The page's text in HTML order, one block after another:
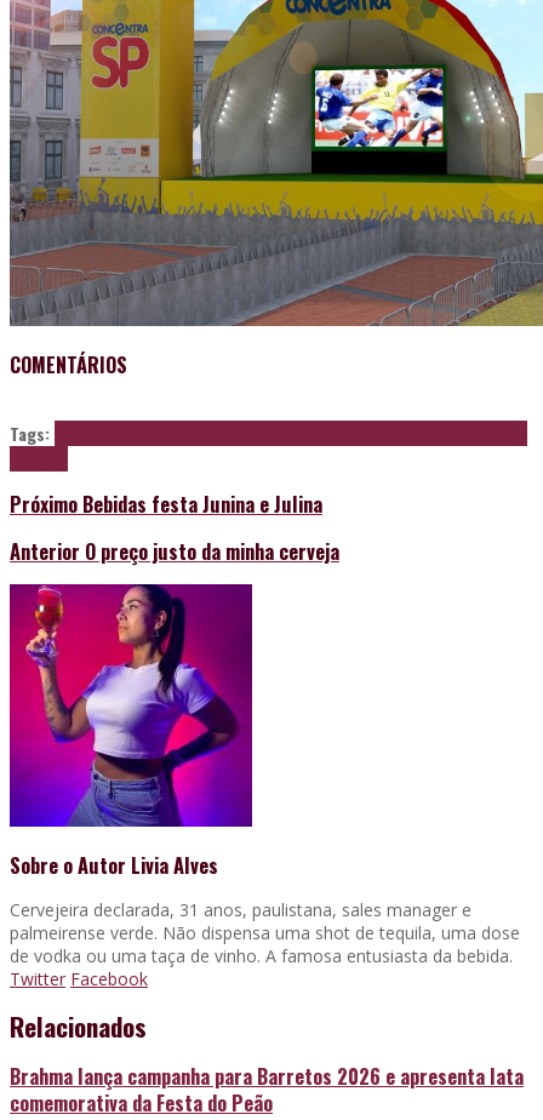
COMENTÁRIOS
Tags:
Próximo Bebidas festa Junina e Julina
Anterior O preço justo da minha cerveja
Sobre o Autor Livia Alves
Cervejeira declarada, 31 anos, paulistana, sales manager e
palmeirense verde. Não dispensa uma shot de tequila, uma dose
de vodka ou uma taça de vinho. A famosa entusiasta da bebida.
Twitter Facebook
Relacionados
Brahma lança campanha para Barretos 2026 e apresenta lata
comemorativa da Festa do Peão